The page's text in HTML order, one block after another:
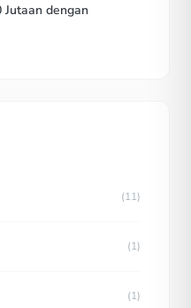
dengan
(11)
(1)
(1)